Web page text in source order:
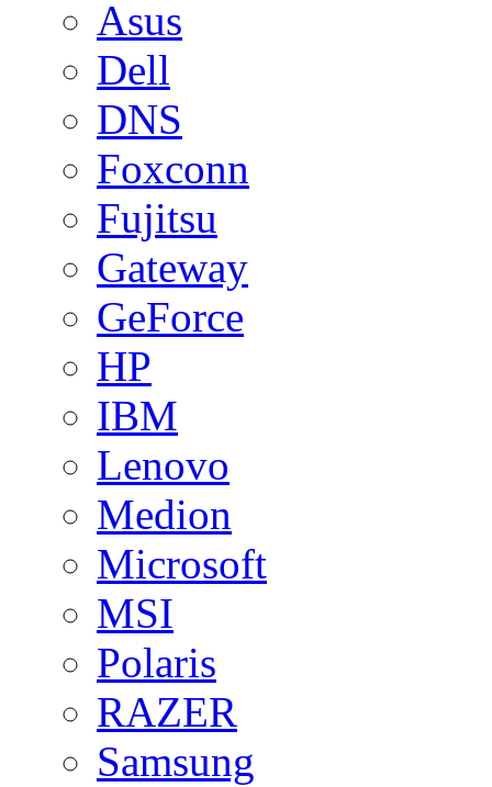
Asus
Dell
DNS
Foxconn
Fujitsu
Gateway
GeForce
HP
IBM
Lenovo
Medion
Microsoft
MSI
Polaris
RAZER
Samsung